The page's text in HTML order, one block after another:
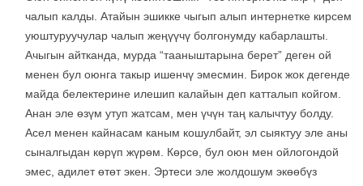
чалып калды. Атайын эшикке чыгып алып интернетке кирсем
уюштуруучулар чалып жеңүүчү болгонумду кабарлашты.
Ачыгын айтканда, мурда “тааныштарына берет” деген ой
менен бул оюнга такыр ишенчү эмесмин. Бирок жок дегенде
майда белектерине илешип калайын деп катталып койгом.
Анан эле өзүм утуп жатсам, мен үчүн таң калычтуу болду.
Асел менен кайнасам каным кошулбайт, эл сыяктуу эле аны
сыналгыдан көрүп жүрөм. Көрсө, бул оюн мен ойлогондой
эмес, адилет өтөт экен. Эртеси эле жолдошум экөөбүз